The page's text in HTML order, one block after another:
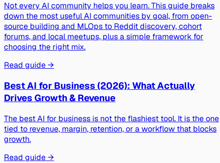
Not every AI community helps you learn. This guide breaks
down the most useful AI communities by goal, from open-
source building and MLOps to Reddit discovery, cohort
forums, and local meetups, plus a simple framework for
choosing the right mix.
Read guide →
Best AI for Business (2026): What Actually
Drives Growth & Revenue
The best AI for business is not the flashiest tool. It is the one
tied to revenue, margin, retention, or a workflow that blocks
growth.
Read guide →